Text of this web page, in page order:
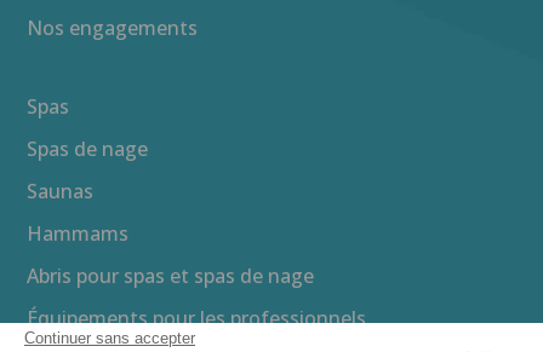
Continuer sans accepter
Nos engagements
Spas
Spas de nage
Saunas
Hammams
Abris pour spas et spas de nage
Équipements pour les professionnels